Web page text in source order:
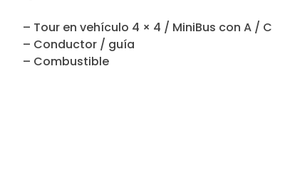
– Tour en vehículo 4 × 4 / MiniBus con A / C
– Conductor / guía
– Combustible